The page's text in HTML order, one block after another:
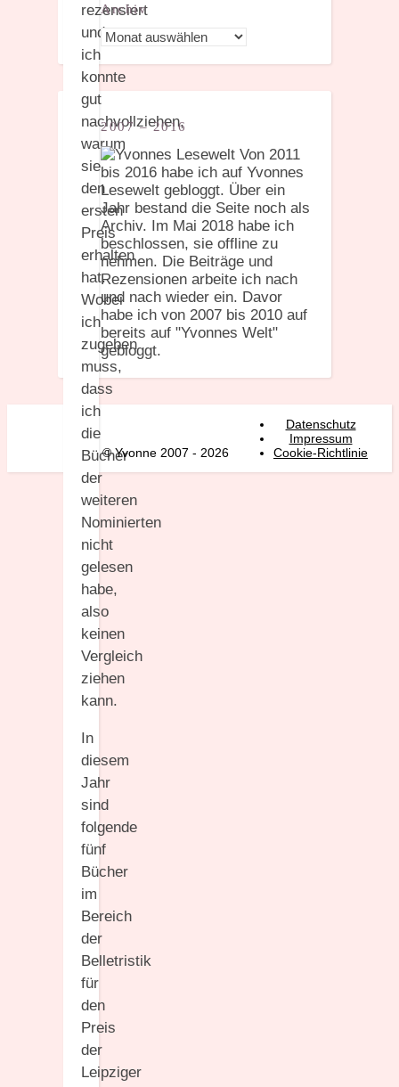
rezensiert
und
ich
konnte
gut
nachvollziehen,
warum
sie
den
ersten
Preis
erhalten
hat.
Wobei
ich
zugeben
muss,
dass
ich
die
Bücher
der
weiteren
Nominierten
nicht
gelesen
habe,
also
keinen
Vergleich
ziehen
kann.
In
diesem
Jahr
sind
folgende
fünf
Bücher
im
Bereich
der
Belletristik
für
den
Preis
der
Leipziger
Archiv
Archiv
2007 – 2016
Von 2011
bis 2016 habe ich auf Yvonnes
Lesewelt gebloggt. Über ein
Jahr bestand die Seite noch als
Archiv. Im Mai 2018 habe ich
beschlossen, sie offline zu
nehmen. Die Beiträge und
Rezensionen arbeite ich nach
und nach wieder ein. Davor
habe ich von 2007 bis 2010 auf
bereits auf "Yvonnes Welt"
gebloggt.
© Yvonne 2007 - 2026
Datenschutz
Impressum
Cookie-Richtlinie